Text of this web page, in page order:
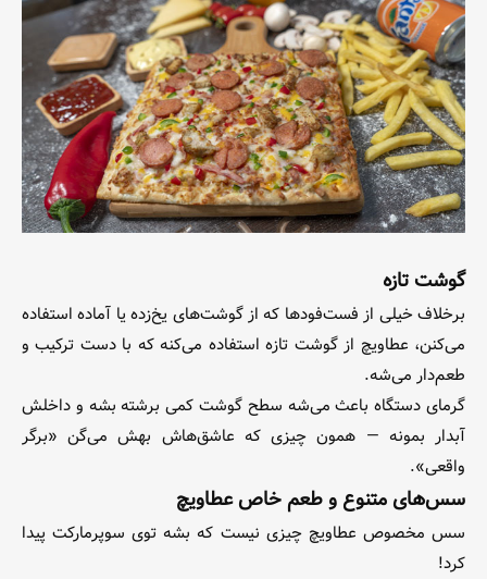
گوشت تازه
برخلاف خیلی از فست‌فودها که از گوشت‌های یخ‌زده یا آماده استفاده
می‌کنن، عطاویچ از گوشت تازه استفاده می‌کنه که با دست ترکیب و
طعم‌دار می‌شه.
گرمای دستگاه باعث می‌شه سطح گوشت کمی برشته بشه و داخلش
آبدار بمونه — همون چیزی که عاشق‌هاش بهش می‌گن «برگر
واقعی».
سس‌های متنوع و طعم خاص عطاویچ
سس مخصوص عطاویچ چیزی نیست که بشه توی سوپرمارکت پیدا
کرد!